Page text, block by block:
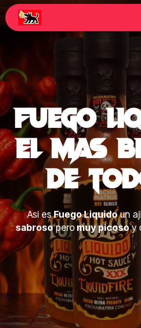
fuego
El mas
de
Asi esFuego Liquidoun
sabrosopero muy picosoy